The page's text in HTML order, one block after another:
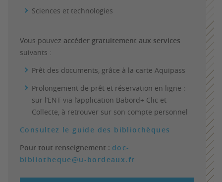
Sciences et technologies
Vous pouvez accéder gratuitement aux services
suivants :
Prêt des documents, grâce à la carte Aquipass
Prolongement de prêt et réservation en ligne :
sur l’ENT via l’application Babord+ Clic et
Collecte, à retrouver sur son compte personnel
Consultez le guide des bibliothèques
Pour tout renseignement : doc-
bibliotheque@u-bordeaux.fr